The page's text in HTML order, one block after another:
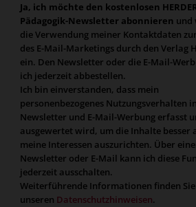
Ja, ich möchte den kostenlosen
Pädagogik-Newsletter abonnieren und
die Verwendung meiner Kontaktdaten
des E-Mail-Marketings durch den Verlag
ein. Den Newsletter oder die E-Mail-
ich jederzeit abbestellen.
Ich bin einverstanden, dass mein
personenbezogenes Nutzungsverhalten in
Newsletter und E-Mail-Werbung erfasst
ausgewertet wird, um die Inhalte besser
meine Interessen auszurichten. Über
Newsletter oder E-Mail kann ich diese
jederzeit ausschalten.
Weiterführende Informationen finden
unseren Datenschutzhinweisen.